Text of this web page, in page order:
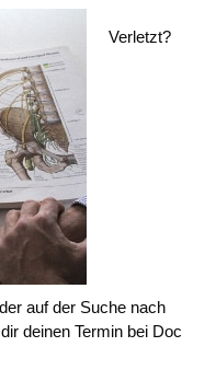
Verletzt?
auf der Suche nach
deinen Termin bei Doc